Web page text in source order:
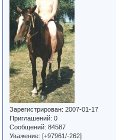
Зарегистрирован: 2007-01-17
Приглашений: 0
Сообщений: 84587
Уважение: [+97961/-262]